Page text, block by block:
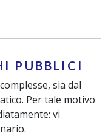
PUBBLICI
sia dal
Per tale motivo
vi